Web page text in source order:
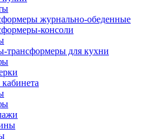
журнально-обеденные
консоли
трансформеры для кухни